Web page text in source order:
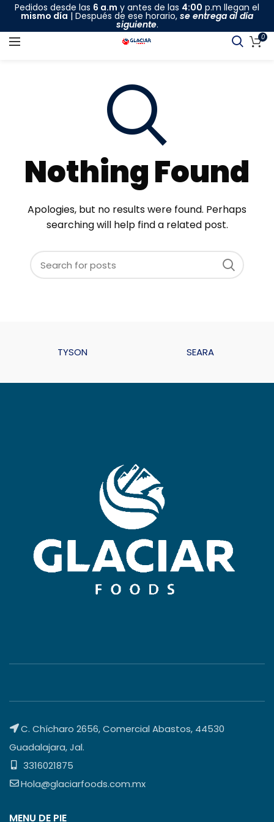
Pedidos desde las 6 a.m y antes de las 4:00 p.m llegan el
mismo día | Después de ese horario, se entrega al día
siguiente.
0
Nothing Found
Apologies, but no results were found. Perhaps
searching will help find a related post.
TYSON SEARA
C. Chícharo 2656, Comercial Abastos, 44530
Guadalajara, Jal.
3316021875
Hola@glaciarfoods.com.mx
MENU DE PIE